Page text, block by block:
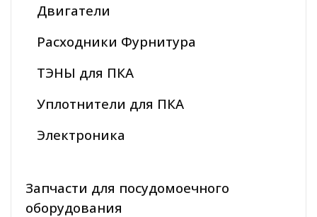
Двигатели
Расходники Фурнитура
ТЭНЫ для ПКА
Уплотнители для ПКА
Электроника
Запчасти для посудомоечного
оборудования